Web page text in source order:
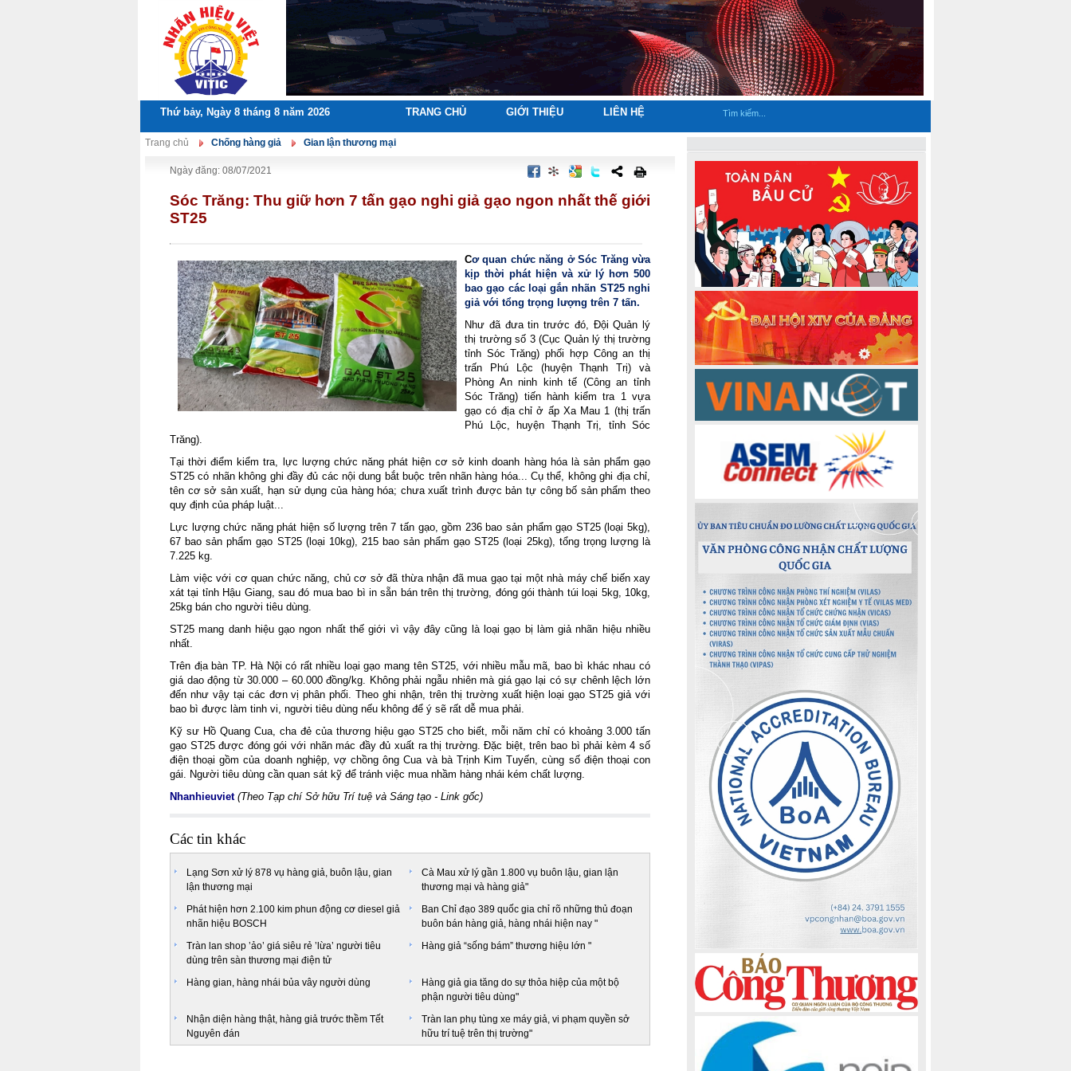
Thứ bảy, Ngày 8 tháng 8 năm 2026 TRANG CHỦ GIỚI THIỆU LIÊN HỆ
Trang chủ Chống hàng giả Gian lận thương mại
Ngày đăng: 08/07/2021
Sóc Trăng: Thu giữ hơn 7 tấn gạo nghi giả gạo ngon nhất thế giới
ST25
Cơquan chức năng ở Sóc Trăng vừa
kịp thời phát hiện và xử lý hơn 500
bao gạo các loại gắn nhãn ST25 nghi
giả với tổng trọng lượng trên 7 tấn.
Như đã đưa tin trước đó, Đội Quản lý
thị trường số 3 (Cục Quản lý thị trường
tỉnh Sóc Trăng) phối hợp Công an thị
trấn Phú Lộc (huyện Thạnh Trị) và
Phòng An ninh kinh tế (Công an tỉnh
Sóc Trăng) tiến hành kiểm tra 1 vựa
gạo có địa chỉ ở ấp Xa Mau 1 (thị trấn
Phú Lộc, huyện Thạnh Trị, tỉnh Sóc
Trăng).
Tại thời điểm kiểm tra, lực lượng chức năng phát hiện cơ sở kinh doanh hàng hóa là sản phẩm gạo
ST25 có nhãn không ghi đầy đủ các nội dung bắt buộc trên nhãn hàng hóa... Cụ thể, không ghi địa chỉ,
tên cơ sở sản xuất, hạn sử dụng của hàng hóa; chưa xuất trình được bản tự công bố sản phẩm theo
quy định của pháp luật...
Lực lượng chức năng phát hiện số lượng trên 7 tấn gạo, gồm 236 bao sản phẩm gạo ST25 (loại 5kg),
67 bao sản phẩm gạo ST25 (loại 10kg), 215 bao sản phẩm gạo ST25 (loại 25kg), tổng trọng lượng là
7.225 kg.
Làm việc với cơ quan chức năng, chủ cơ sở đã thừa nhận đã mua gạo tại một nhà máy chế biến xay
xát tại tỉnh Hậu Giang, sau đó mua bao bì in sẵn bán trên thị trường, đóng gói thành túi loại 5kg, 10kg,
25kg bán cho người tiêu dùng.
ST25 mang danh hiệu gạo ngon nhất thế giới vì vậy đây cũng là loại gạo bị làm giả nhãn hiệu nhiều
nhất.
Trên địa bàn TP. Hà Nội có rất nhiều loại gạo mang tên ST25, với nhiều mẫu mã, bao bì khác nhau có
giá dao động từ 30.000 – 60.000 đồng/kg. Không phải ngẫu nhiên mà giá gạo lại có sự chênh lệch lớn
đến như vậy tại các đơn vị phân phối. Theo ghi nhận, trên thị trường xuất hiện loại gạo ST25 giả với
bao bì được làm tinh vi, người tiêu dùng nếu không để ý sẽ rất dễ mua phải.
Kỹ sư Hồ Quang Cua, cha đẻ của thương hiệu gạo ST25 cho biết, mỗi năm chỉ có khoảng 3.000 tấn
gạo ST25 được đóng gói với nhãn mác đầy đủ xuất ra thị trường. Đặc biệt, trên bao bì phải kèm 4 số
điện thoại gồm của doanh nghiệp, vợ chồng ông Cua và bà Trịnh Kim Tuyến, cùng số điện thoại con
gái. Người tiêu dùng cần quan sát kỹ để tránh việc mua nhầm hàng nhái kém chất lượng.
Nhanhieuviet (Theo Tạp chí Sở hữu Trí tuệ và Sáng tạo - Link gốc)
Các tin khác
Lạng Sơn xử lý 878 vụ hàng giả, buôn lậu, gian
lận thương mại
Cà Mau xử lý gần 1.800 vụ buôn lậu, gian lận
thương mại và hàng giả"
Phát hiện hơn 2.100 kim phun động cơ diesel giả
nhãn hiệu BOSCH
Ban Chỉ đạo 389 quốc gia chỉ rõ những thủ đoạn
buôn bán hàng giả, hàng nhái hiện nay "
Tràn lan shop ’ảo’ giá siêu rẻ ’lừa’ người tiêu
dùng trên sàn thương mại điện tử
Hàng giả “sống bám” thương hiệu lớn "
Hàng gian, hàng nhái bủa vây người dùng
Hàng giả gia tăng do sự thỏa hiệp của một bộ
phận người tiêu dùng"
Nhận diện hàng thật, hàng giả trước thềm Tết
Nguyên đán
Tràn lan phụ tùng xe máy giả, vi phạm quyền sở
hữu trí tuệ trên thị trường"